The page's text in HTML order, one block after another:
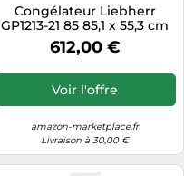
Congélateur Liebherr
GP1213-21 85 85,1 x 55,3 cm
Blanc
612,00 €
Voir l'offre
amazon-marketplace.fr
Livraison à 30,00 €